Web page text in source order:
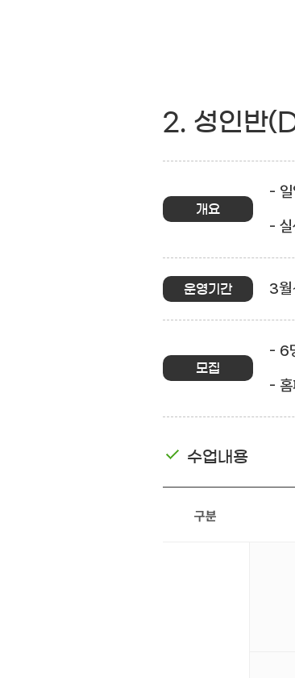
2. 성인반
개요
- 일
- 실
운영기간 3월
모집
- 6
- 홈
수업내용
구분